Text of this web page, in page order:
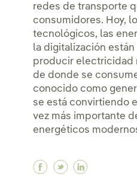
redes de transporte
consumidores. Hoy,
tecnológicos, las
la digitalización
producir electricidad
de donde se
conocido como
se está convirtiendo
vez más importante
energéticos
Facebook ¿Qué
Twitter